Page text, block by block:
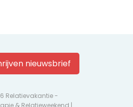
nieuwsbrief
Relatievakantie -
& Relatieweekend |